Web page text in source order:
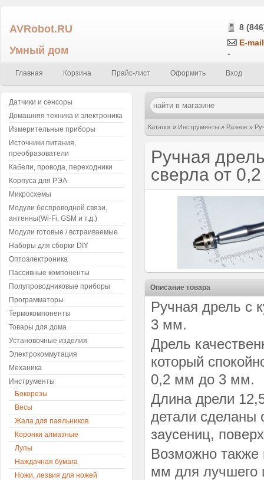
AVRobot.RU
Умный дом
8
E-
-
Главная Корзина Прайс-лист Оформить Вход
Каталог » Инструменты » Разное »
Ручная
сверла от
Описание товара
Ручная дрель с
3 мм.
Дрель
который
0,2 мм до 3 мм.
Длина дрели
детали сделаны
заусениц,
Возможно также
мм для лучшего
Датчики и сенсоры
Домашняя техника и электроника
Измерительные приборы
Источники питания,
преобразователи
Кабели, провода, переходники
Корпуса для РЭА
Микросхемы
Модули беспроводной связи,
антенны(Wi-Fi, GSM и т.д.)
Модули готовые / встраиваемые
Наборы для сборки DIY
Оптоэлектроника
Пассивные компоненты
Полупроводниковые приборы
Программаторы
Термокомпоненты
Товары для дома
Установочные изделия
Электрокоммутация
Механика
Инструменты
Бокорезы
Весы
Жала для паяльников
Коронки алмазные
Лупы
Наждачная бумага
Ножи, лезвия для ножей